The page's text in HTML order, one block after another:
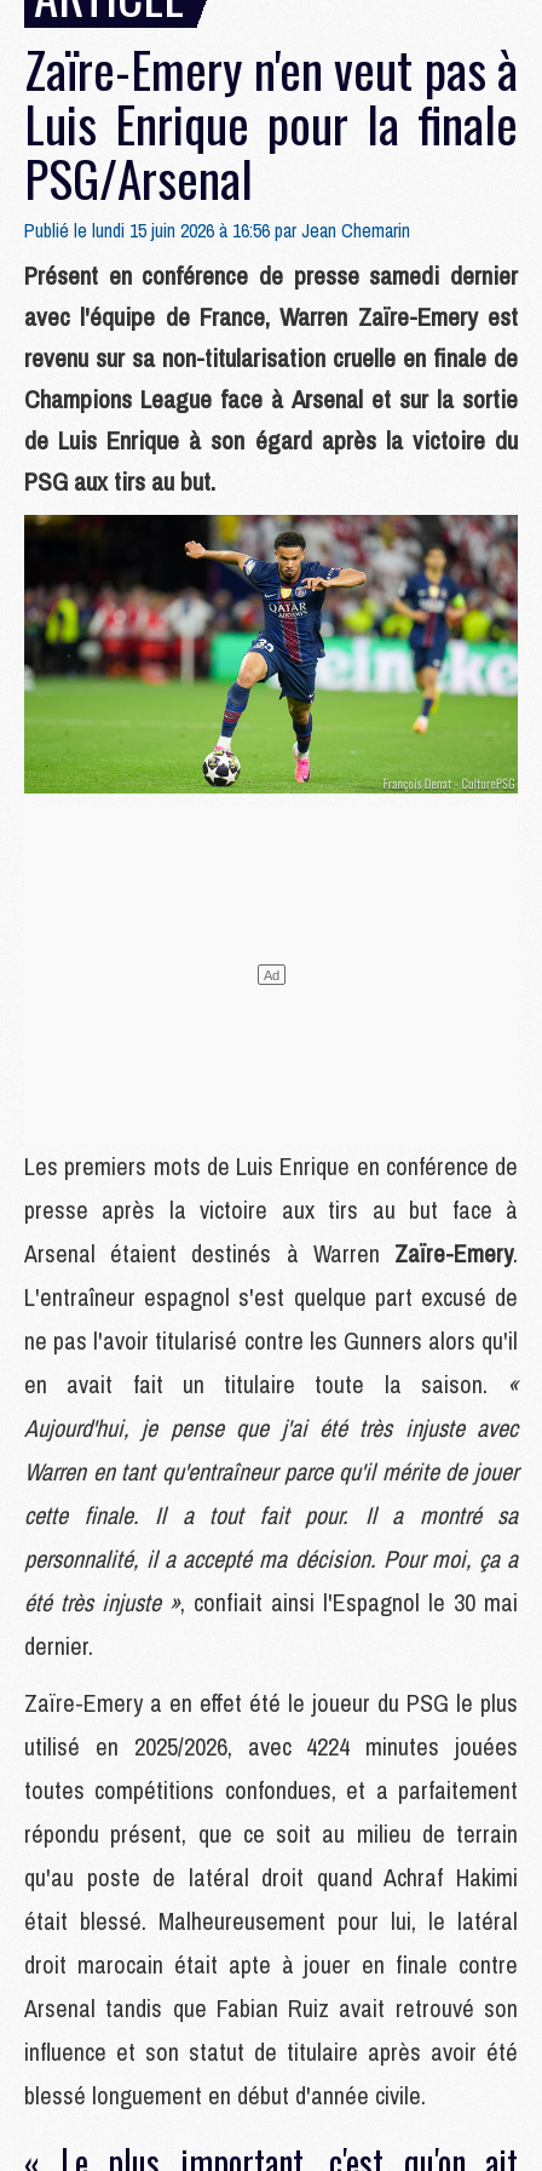
Zaïre-Emery n'en veut pas à
Luis Enrique pour la finale
PSG/Arsenal
Publié le lundi 15 juin 2026 à 16:56 parJean Chemarin
Présent en conférence de presse samedi dernier
avec l'équipe de France, Warren Zaïre-Emery est
revenu sur sa non-titularisation cruelle en finale de
Champions League face à Arsenal et sur la sortie
de Luis Enrique à son égard après la victoire du
PSG aux tirs au but.
Les premiers mots de Luis Enrique en conférence de
presse après la victoire aux tirs au but face à
Arsenal étaient destinés à Warren Zaïre-Emery.
L'entraîneur espagnol s'est quelque part excusé de
ne pas l'avoir titularisé contre les Gunners alors qu'il
en avait fait un titulaire toute la saison. «
Aujourd'hui, je pense que j'ai été très injuste avec
Warren en tant qu'entraîneur parce qu'il mérite de jouer
cette finale. Il a tout fait pour. Il a montré sa
personnalité, il a accepté ma décision. Pour moi, ça a
été très injuste », confiait ainsi l'Espagnol le 30 mai
dernier.
Zaïre-Emery a en effet été le joueur du PSG le plus
utilisé en 2025/2026, avec 4224 minutes jouées
toutes compétitions confondues, et a parfaitement
répondu présent, que ce soit au milieu de terrain
qu'au poste de latéral droit quand Achraf Hakimi
était blessé. Malheureusement pour lui, le latéral
droit marocain était apte à jouer en finale contre
Arsenal tandis que Fabian Ruiz avait retrouvé son
influence et son statut de titulaire après avoir été
blessé longuement en début d'année civile.